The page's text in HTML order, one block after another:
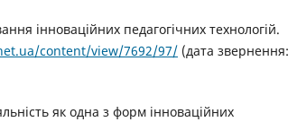
інноваційних педагогічних технологій.
content/view/7692/97/ (дата звернення:
як одна з форм інноваційних